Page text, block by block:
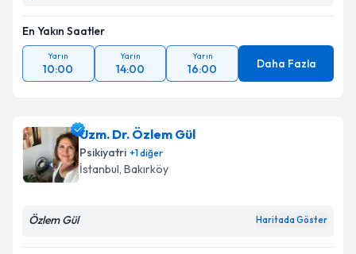
En Yakın Saatler
Yarın
10:00
Yarın
14:00
Yarın
16:00 Daha Fazla
Uzm. Dr. Özlem Gül
Psikiyatri +1diğer
İstanbul, Bakırköy
Özlem Gül Haritada Göster